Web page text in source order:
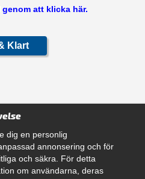
att klicka här.
Klart
dig en personlig
annonsering och för
och säkra. För detta
om användarna, deras